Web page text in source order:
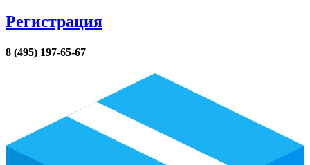
Регистрация
8 (495) 197-65-67